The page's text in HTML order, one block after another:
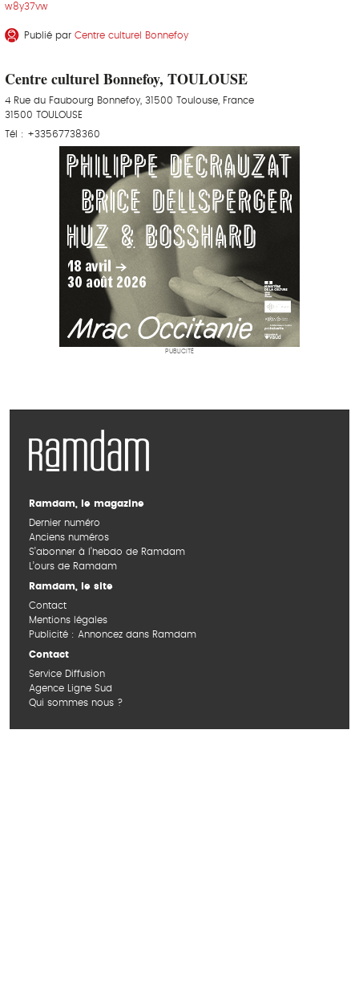
w8y37vw
Publié par Centre culturel Bonnefoy
Centre culturel Bonnefoy, TOULOUSE
4 Rue du Faubourg Bonnefoy, 31500 Toulouse, France
31500 TOULOUSE
Tél : +33567738360
PUBLICITÉ
Ramdam, le magazine
Dernier numéro
Anciens numéros
S’abonner à l’hebdo de Ramdam
L’ours de Ramdam
Ramdam, le site
Contact
Mentions légales
Publicité : Annoncez dans Ramdam
Contact
Service Diffusion
Agence Ligne Sud
Qui sommes nous ?